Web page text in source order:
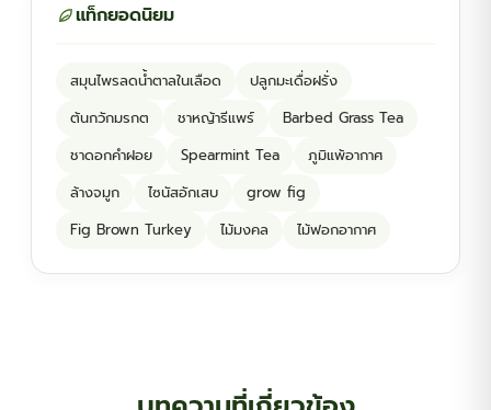
แท็กยอดนิยม
สมุนไพรลดน้ำตาลในเลือด
ปลูกมะเดื่อฝรั่ง
ต้นกวักมรกต
ชาหญ้ารีแพร์
Barbed Grass Tea
ชาดอกคำฝอย
Spearmint Tea
ภูมิแพ้อากาศ
ล้างจมูก
ไซนัสอักเสบ
grow fig
Fig Brown Turkey
ไม้มงคล ไม้ฟอกอากาศ